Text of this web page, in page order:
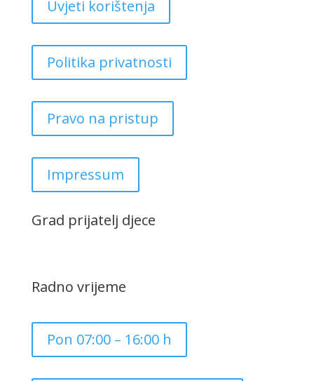
Uvjeti korištenja
Politika privatnosti
Pravo na pristup
Impressum
Grad prijatelj djece
Radno vrijeme
Pon 07:00 – 16:00 h